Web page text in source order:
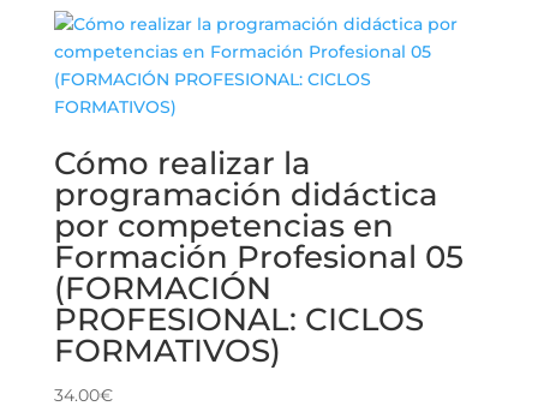
Cómo realizar la
programación didáctica
por competencias en
Formación Profesional 05
(FORMACIÓN
PROFESIONAL: CICLOS
FORMATIVOS)
34.00€